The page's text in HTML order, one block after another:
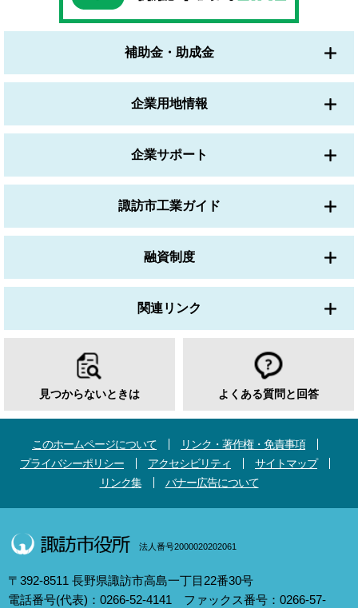
補助金・助成金
企業用地情報
企業サポート
諏訪市工業ガイド
融資制度
関連リンク
見つからないときは よくある質問と回答
このホームページについて
リンク・著作権・免責事項
プライバシーポリシー
アクセシビリティ
サイトマップ
リンク集
バナー広告について
法人番号2000020202061
〒392-8511 長野県諏訪市高島一丁目22番30号
電話番号(代表)：0266-52-4141 ファックス番号：0266-57-